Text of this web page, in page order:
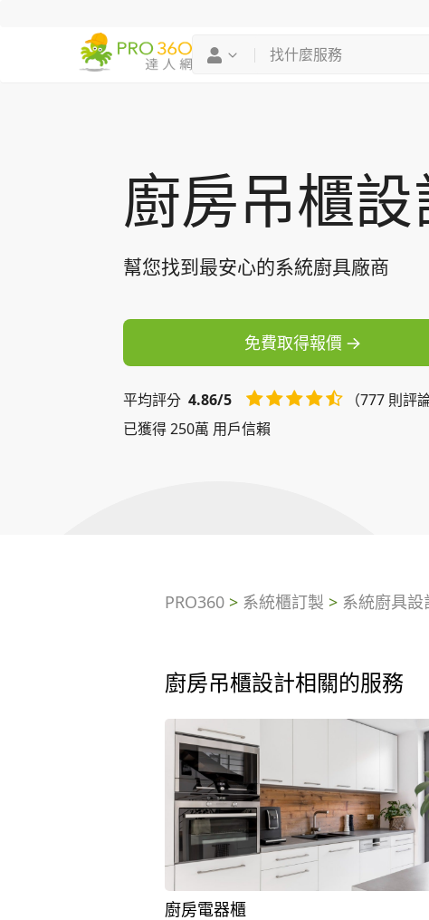
廚房吊櫃設
幫您找到最安心的系統廚具廠商
免費取得報價
平均評分 4.86/5
（777 則評論
已獲得 250萬 用戶信賴
PRO360> 系統櫃訂製 > 系統廚具設
廚房吊櫃設計相關的服務
廚房電器櫃